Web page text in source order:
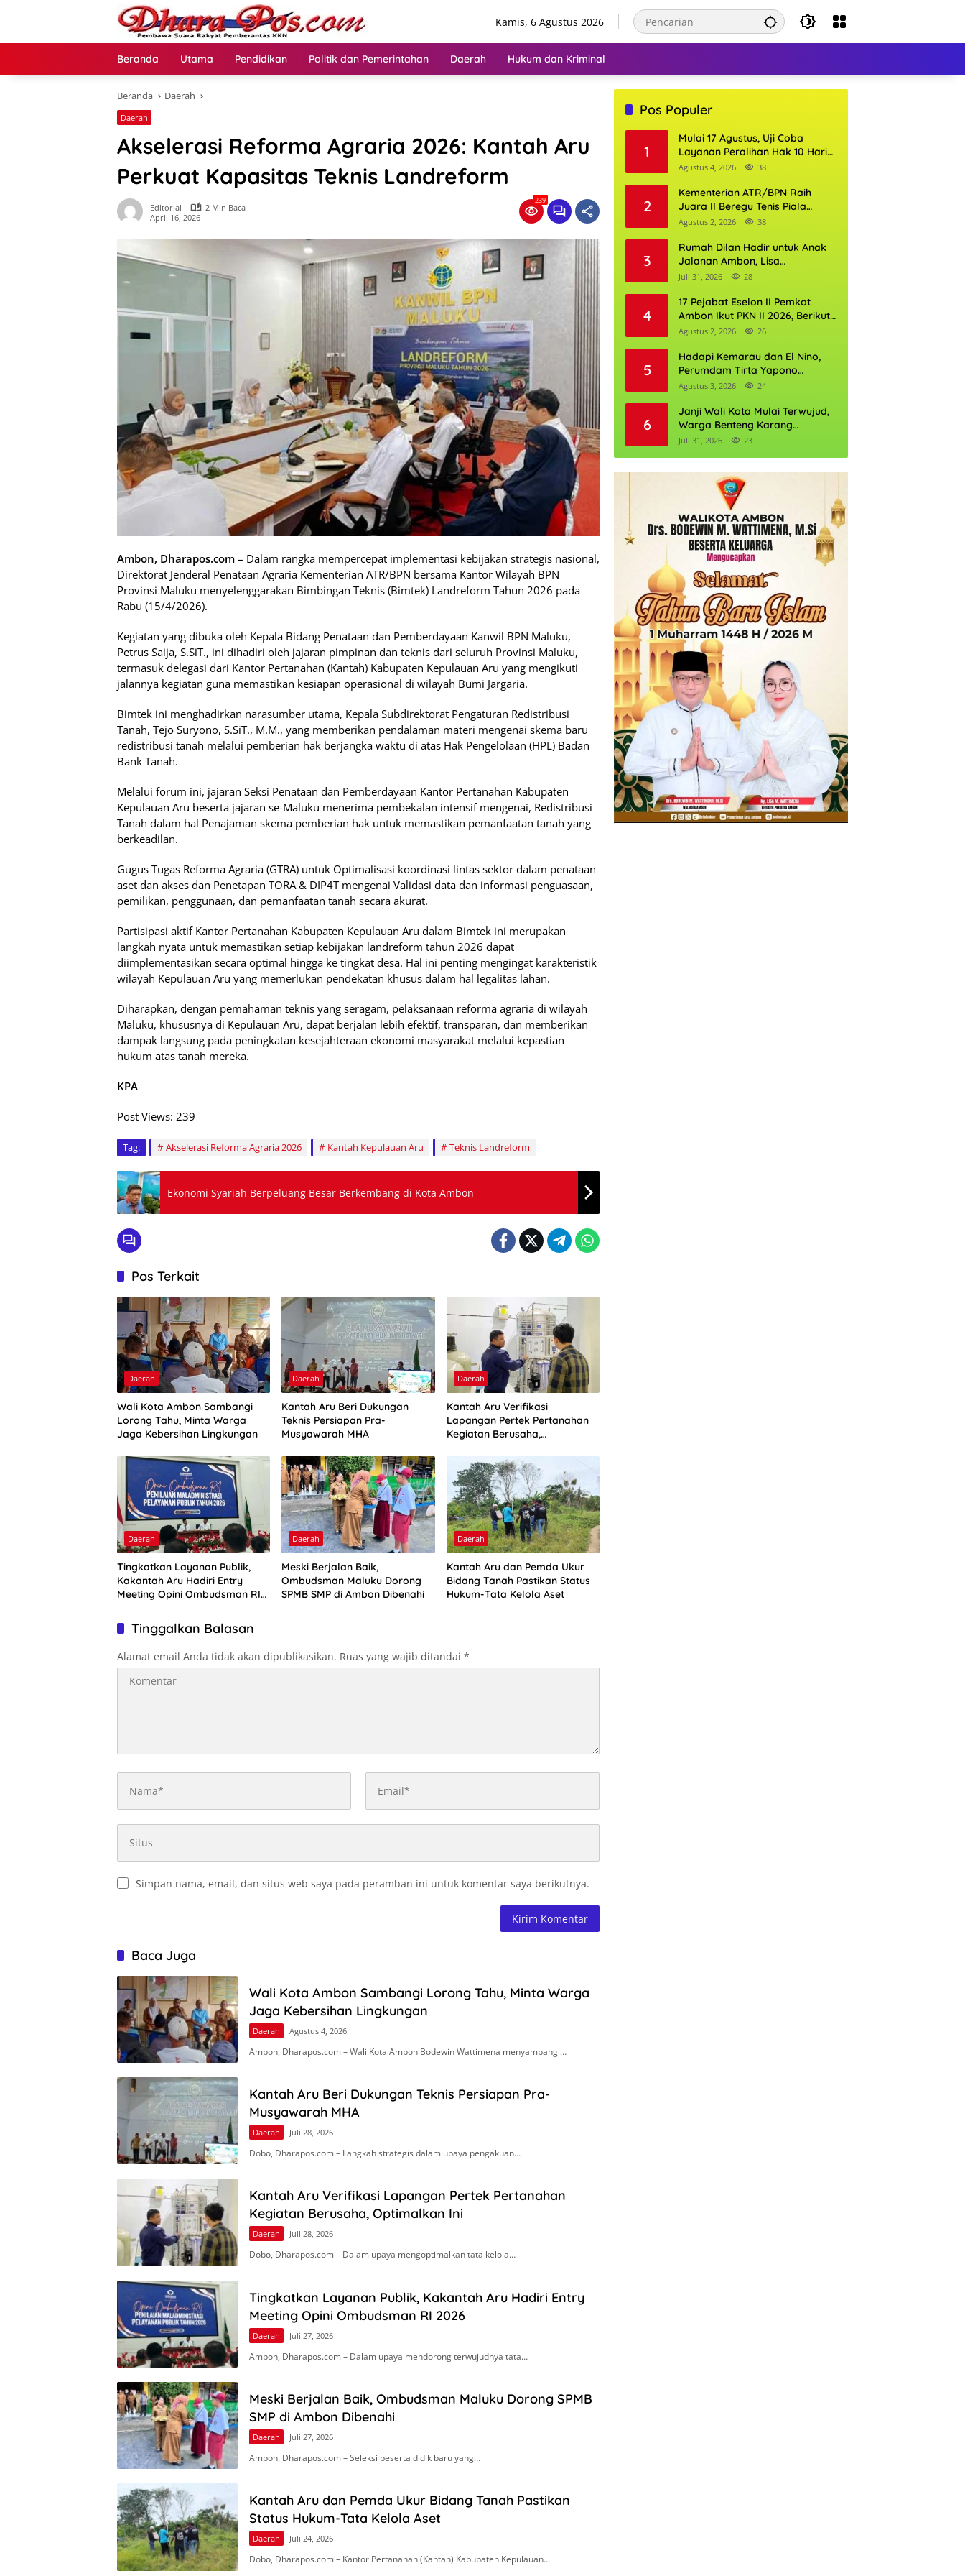
Kamis, 6 Agustus 2026
Beranda Utama Pendidikan Politik dan Pemerintahan Daerah Hukum dan Kriminal
Beranda Daerah
Daerah
Akselerasi Reforma Agraria 2026: Kantah Aru
Perkuat Kapasitas Teknis Landreform
Editorial
2 Min Baca
April 16, 2026
239
Ambon, Dharapos.com – Dalam rangka mempercepat implementasi kebijakan strategis nasional,
Direktorat Jenderal Penataan Agraria Kementerian ATR/BPN bersama Kantor Wilayah BPN
Provinsi Maluku menyelenggarakan Bimbingan Teknis (Bimtek) Landreform Tahun 2026 pada
Rabu (15/4/2026).
Kegiatan yang dibuka oleh Kepala Bidang Penataan dan Pemberdayaan Kanwil BPN Maluku,
Petrus Saija, S.SiT., ini dihadiri oleh jajaran pimpinan dan teknis dari seluruh Provinsi Maluku,
termasuk delegasi dari Kantor Pertanahan (Kantah) Kabupaten Kepulauan Aru yang mengikuti
jalannya kegiatan guna memastikan kesiapan operasional di wilayah Bumi Jargaria.
Bimtek ini menghadirkan narasumber utama, Kepala Subdirektorat Pengaturan Redistribusi
Tanah, Tejo Suryono, S.SiT., M.M., yang memberikan pendalaman materi mengenai skema baru
redistribusi tanah melalui pemberian hak berjangka waktu di atas Hak Pengelolaan (HPL) Badan
Bank Tanah.
Melalui forum ini, jajaran Seksi Penataan dan Pemberdayaan Kantor Pertanahan Kabupaten
Kepulauan Aru beserta jajaran se-Maluku menerima pembekalan intensif mengenai, Redistribusi
Tanah dalam hal Penajaman skema pemberian hak untuk memastikan pemanfaatan tanah yang
berkeadilan.
Gugus Tugas Reforma Agraria (GTRA) untuk Optimalisasi koordinasi lintas sektor dalam penataan
aset dan akses dan Penetapan TORA & DIP4T mengenai Validasi data dan informasi penguasaan,
pemilikan, penggunaan, dan pemanfaatan tanah secara akurat.
Partisipasi aktif Kantor Pertanahan Kabupaten Kepulauan Aru dalam Bimtek ini merupakan
langkah nyata untuk memastikan setiap kebijakan landreform tahun 2026 dapat
diimplementasikan secara optimal hingga ke tingkat desa. Hal ini penting mengingat karakteristik
wilayah Kepulauan Aru yang memerlukan pendekatan khusus dalam hal legalitas lahan.
Diharapkan, dengan pemahaman teknis yang seragam, pelaksanaan reforma agraria di wilayah
Maluku, khususnya di Kepulauan Aru, dapat berjalan lebih efektif, transparan, dan memberikan
dampak langsung pada peningkatan kesejahteraan ekonomi masyarakat melalui kepastian
hukum atas tanah mereka.
KPA
Post Views: 239
Tag: Akselerasi Reforma Agraria 2026 Kantah Kepulauan Aru Teknis Landreform
Ekonomi Syariah Berpeluang Besar Berkembang di Kota Ambon
Pos Terkait
Daerah
Wali Kota Ambon Sambangi
Lorong Tahu, Minta Warga
Jaga Kebersihan Lingkungan
Daerah
Kantah Aru Beri Dukungan
Teknis Persiapan Pra-
Musyawarah MHA
Daerah
Kantah Aru Verifikasi
Lapangan Pertek Pertanahan
Kegiatan Berusaha,
Daerah
Tingkatkan Layanan Publik,
Kakantah Aru Hadiri Entry
Meeting Opini Ombudsman RI
Daerah
Meski Berjalan Baik,
Ombudsman Maluku Dorong
SPMB SMP di Ambon Dibenahi
Daerah
Kantah Aru dan Pemda Ukur
Bidang Tanah Pastikan Status
Hukum-Tata Kelola Aset
Tinggalkan Balasan
Alamat email Anda tidak akan dipublikasikan. Ruas yang wajib ditandai *
Simpan nama, email, dan situs web saya pada peramban ini untuk komentar saya berikutnya.
Baca Juga
Wali Kota Ambon Sambangi Lorong Tahu, Minta Warga
Jaga Kebersihan Lingkungan
Daerah Agustus 4, 2026
Ambon, Dharapos.com – Wali Kota Ambon Bodewin Wattimena menyambangi…
Kantah Aru Beri Dukungan Teknis Persiapan Pra-
Musyawarah MHA
Daerah Juli 28, 2026
Dobo, Dharapos.com – Langkah strategis dalam upaya pengakuan…
Kantah Aru Verifikasi Lapangan Pertek Pertanahan
Kegiatan Berusaha, Optimalkan Ini
Daerah Juli 28, 2026
Dobo, Dharapos.com – Dalam upaya mengoptimalkan tata kelola…
Tingkatkan Layanan Publik, Kakantah Aru Hadiri Entry
Meeting Opini Ombudsman RI 2026
Daerah Juli 27, 2026
Ambon, Dharapos.com – Dalam upaya mendorong terwujudnya tata…
Meski Berjalan Baik, Ombudsman Maluku Dorong SPMB
SMP di Ambon Dibenahi
Daerah Juli 27, 2026
Ambon, Dharapos.com – Seleksi peserta didik baru yang…
Kantah Aru dan Pemda Ukur Bidang Tanah Pastikan
Status Hukum-Tata Kelola Aset
Daerah Juli 24, 2026
Dobo, Dharapos.com – Kantor Pertanahan (Kantah) Kabupaten Kepulauan…
Pos Populer
1
Mulai 17 Agustus, Uji Coba
Layanan Peralihan Hak 10 Hari
di 15 Kantor Pertanahan
Agustus 4, 2026 38
2
Kementerian ATR/BPN Raih
Juara II Beregu Tenis Piala
Gubernur DKI Jakarta 2026
Agustus 2, 2026 38
3
Rumah Dilan Hadir untuk Anak
Jalanan Ambon, Lisa
Wattimena: Tak Ada Anak yang
Depannya
Juli 31, 2026 28
4
17 Pejabat Eselon II Pemkot
Ambon Ikut PKN II 2026, Berikut
Daftarnya
Agustus 2, 2026 26
5
Hadapi Kemarau dan El Nino,
Perumdam Tirta Yapono
Perkuat Cadangan Air Ambon
Agustus 3, 2026 24
6
Janji Wali Kota Mulai Terwujud,
Warga Benteng Karang
Ditargetkan Nikmati Air Bersih
Juli 31, 2026 23